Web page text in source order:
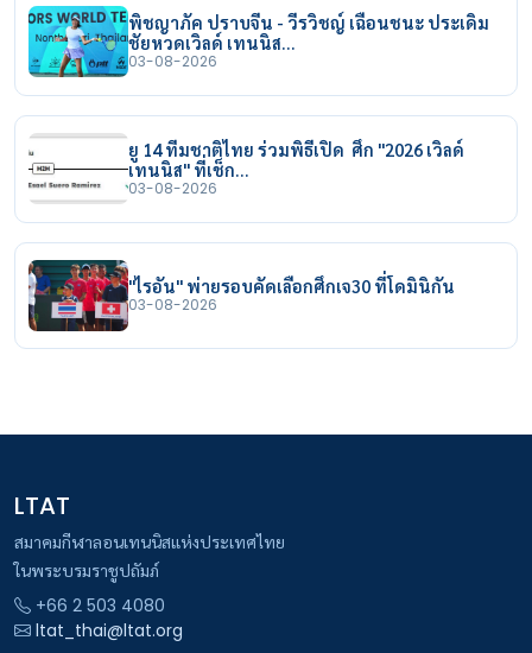
พิชญาภัค ปราบจีน - วีรวิชญ์ เฉือนชนะ ประเดิม
ชัยหวดเวิลด์ เทนนิส…
03-08-2026
ยู 14 ทีมชาติไทย ร่วมพิธีเปิด ศึก "2026 เวิลด์
เทนนิส" ที่เช็ก…
03-08-2026
"ไรอัน" พ่ายรอบคัดเลือกศึกเจ30 ที่โดมินิกัน
03-08-2026
LTAT
สมาคมกีฬาลอนเทนนิสแห่งประเทศไทย
ในพระบรมราชูปถัมภ์
+66 2 503 4080
ltat_thai@ltat.org